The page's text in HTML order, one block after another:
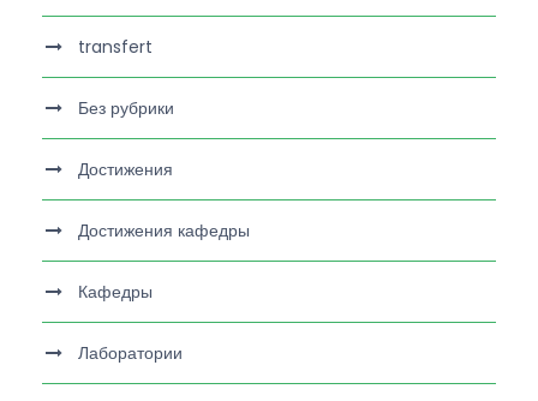
transfert
Без рубрики
Достижения
Достижения кафедры
Кафедры
Лаборатории